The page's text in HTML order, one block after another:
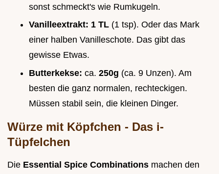
sonst schmeckt's wie Rumkugeln.
Vanilleextrakt: 1 TL (1 tsp). Oder das Mark
einer halben Vanilleschote. Das gibt das
gewisse Etwas.
Butterkekse: ca. 250g (ca. 9 Unzen). Am
besten die ganz normalen, rechteckigen.
Müssen stabil sein, die kleinen Dinger.
Würze mit Köpfchen - Das i-
Tüpfelchen
Die Essential Spice Combinations machen den